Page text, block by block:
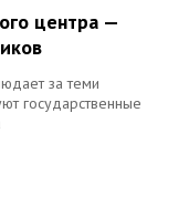
центра —
за теми
государственные